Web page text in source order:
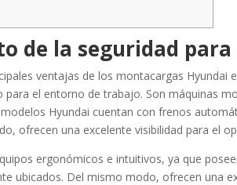
de la seguridad
ventajas de los montacargas
para el entorno de trabajo. Son máquinas
Hyundai cuentan con frenos
ofrecen una excelente visibilidad para el
ergonómicos e intuitivos, ya que
ubicados. Del mismo modo, ofrecen una